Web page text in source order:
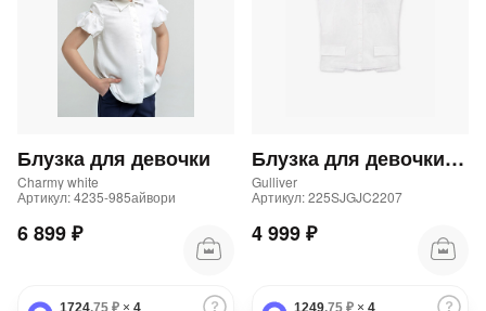
Блузка для девочки
Charmy white
Артикул: 4235-985айвори
6 899 ₽
1724,75 ₽ × 4
Блузка для девочки без рукава из поплина белая
Gulliver
Артикул: 225SJGJC2207
4 999 ₽
1249,75 ₽ × 4